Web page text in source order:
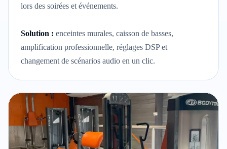
lors des soirées et événements.
Solution : enceintes murales, caisson de basses,
amplification professionnelle, réglages DSP et
changement de scénarios audio en un clic.